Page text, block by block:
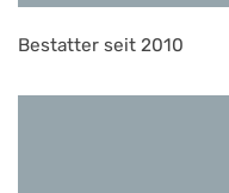
Bestatter seit 2010